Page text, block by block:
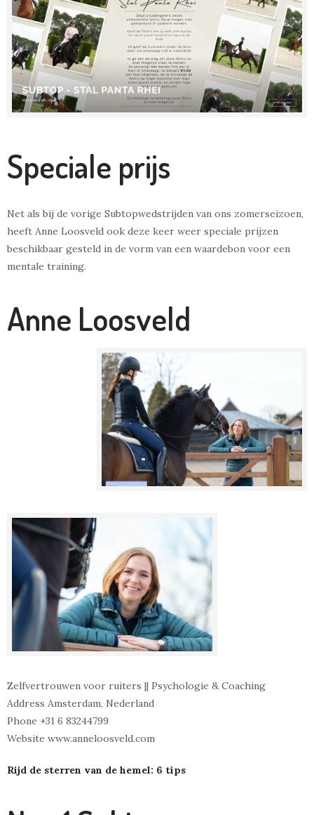
Speciale prijs
Net als bij de vorige Subtopwedstrijden van ons zomerseizoen,
heeft Anne Loosveld ook deze keer weer speciale prijzen
beschikbaar gesteld in de vorm van een waardebon voor een
mentale training.
Anne Loosveld
Zelfvertrouwen voor ruiters || Psychologie & Coaching
Address Amsterdam, Nederland
Phone +31 6 83244799
Website www.anneloosveld.com
Rijd de sterren van de hemel: 6 tips